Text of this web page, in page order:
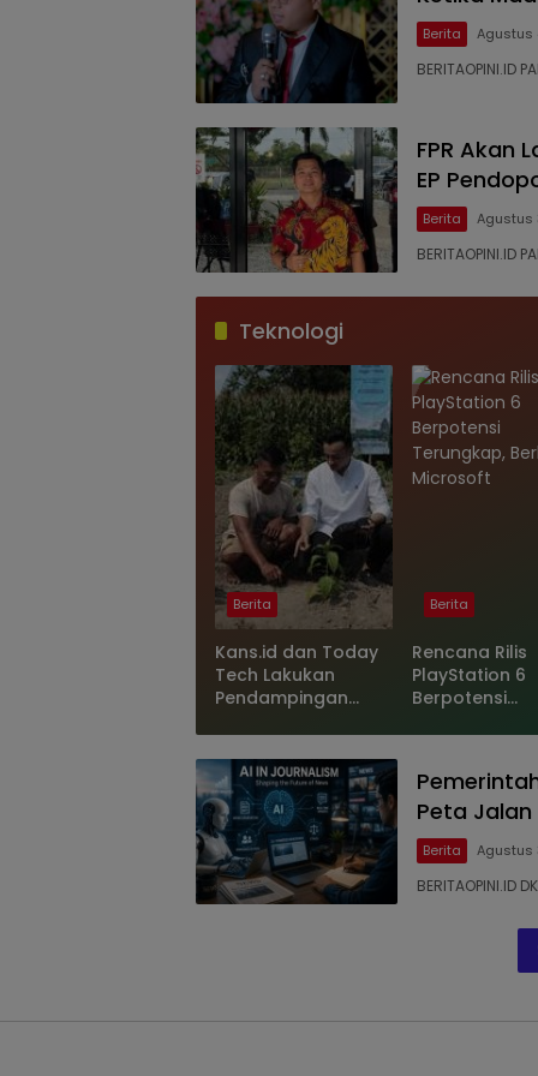
Berita Agustus
BERITAOPINI.ID
FPR Akan
EP
Berita Agustus
BERITAOPINI.ID
Teknologi
Berita
Kans.id dan Today
Tech Lakukan
Pendampingan
Jalan Tol Solo –
Jogja
Berita
Rencana Rilis
PlayStation 6
Berpotensi
Peta Jalan
Berita Agustus
BERITAOPINI.ID